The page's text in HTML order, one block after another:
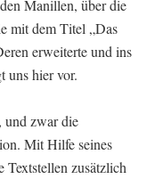
Manillen, über die
mit dem Titel „Das
erweiterte und ins
uns hier vor.
und zwar die
Mit Hilfe seines
zusätzlich